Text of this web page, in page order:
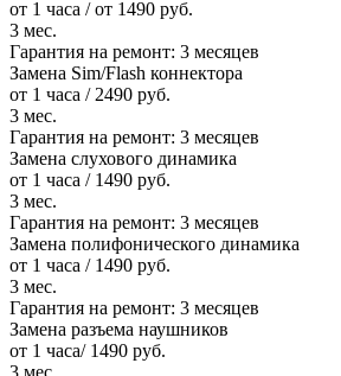
от 1 часа / от 1490 руб.
3 мес.
Гарантия на ремонт: 3 месяцев
Замена Sim/Flash коннектора
от 1 часа / 2490 руб.
3 мес.
Гарантия на ремонт: 3 месяцев
Замена слухового динамика
от 1 часа / 1490 руб.
3 мес.
Гарантия на ремонт: 3 месяцев
Замена полифонического динамика
от 1 часа / 1490 руб.
3 мес.
Гарантия на ремонт: 3 месяцев
Замена разъема наушников
от 1 часа/ 1490 руб.
3 мес.